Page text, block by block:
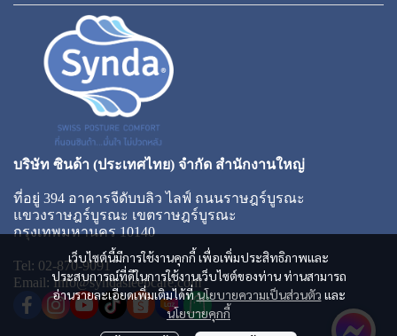
เว็บไซต์นี้มีการใช้งานคุกกี้ เพื่อเพิ่มประสิทธิภาพและ
ประสบการณ์ที่ดีในการใช้งานเว็บไซต์ของท่าน ท่านสามารถ
อ่านรายละเอียดเพิ่มเติมได้ที่นโยบายความเป็นส่วนตัว และ
นโยบายคุกกี้
บริษัท ซินด้า (ประเทศไทย) จำกัด สำนักงานใหญ่
ที่อยู่ 394 อาคารจีดับบลิว ไลฟ์ ถนนราษฎร์บูรณะ
แขวงราษฎร์บูรณะ เขตราษฎร์บูรณะ
กรุงเทพมหานคร 10140
Tel: 02-870-9091
Email: Info@syndasleepcare.com